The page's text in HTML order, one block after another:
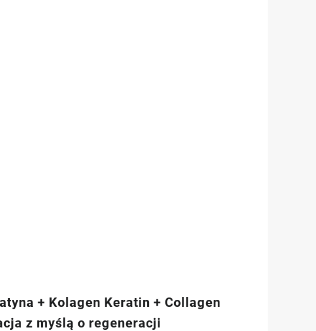
+ Kolagen Keratin + Collagen
z myślą o regeneracji